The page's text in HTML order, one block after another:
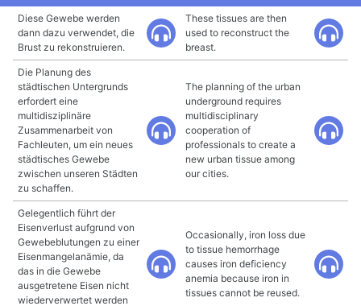
Diese Gewebe werden
dann dazu verwendet, die
Brust zu rekonstruieren.
These tissues are then
used to reconstruct the
breast.
Die Planung des
städtischen Untergrunds
erfordert eine
multidisziplinäre
Zusammenarbeit von
Fachleuten, um ein neues
städtisches Gewebe
zwischen unseren Städten
zu schaffen.
The planning of the urban
underground requires
multidisciplinary
cooperation of
professionals to create a
new urban tissue among
our cities.
Gelegentlich führt der
Eisenverlust aufgrund von
Gewebeblutungen zu einer
Eisenmangelanämie, da
das in die Gewebe
ausgetretene Eisen nicht
wiederverwertet werden
Occasionally, iron loss due
to tissue hemorrhage
causes iron deficiency
anemia because iron in
tissues cannot be reused.